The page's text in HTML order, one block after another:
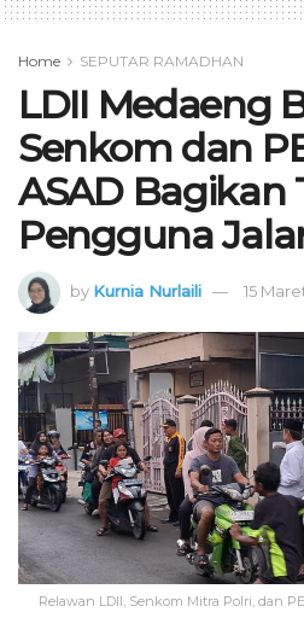
Home SEPUTAR RAMADHAN
LDII Medaeng
Senkom dan
ASAD
Pengguna
by Kurnia Nurlaili 15
Relawan LDII, Senkom Mitra Polri, dan